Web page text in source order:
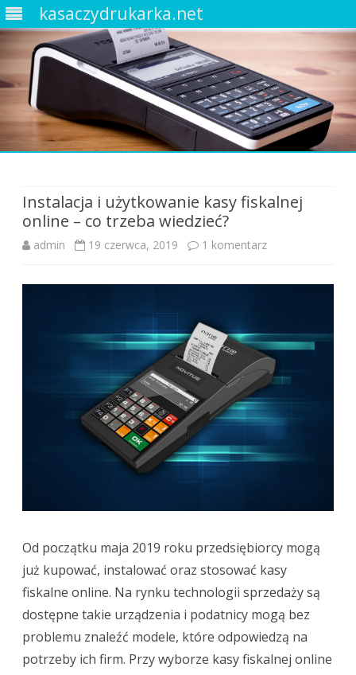
kasaczydrukarka.net
Instalacja i użytkowanie kasy fiskalnej
online – co trzeba wiedzieć?
admin 19 czerwca, 2019 1 komentarzdo
kasy
fiskalnej
–
co
Od początku maja 2019 roku przedsiębiorcy mogą
już kupować, instalować oraz stosować kasy
fiskalne online. Na rynku technologii sprzedaży są
dostępne takie urządzenia i podatnicy mogą bez
problemu znaleźć modele, które odpowiedzą na
potrzeby ich firm. Przy wyborze kasy fiskalnej online